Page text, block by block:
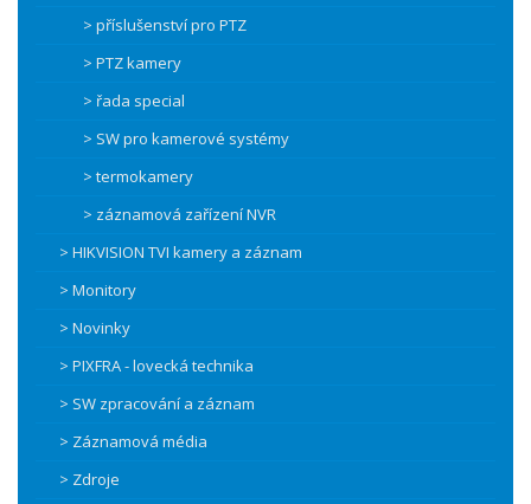
> příslušenství pro PTZ
> PTZ kamery
> řada special
> SW pro kamerové systémy
> termokamery
> záznamová zařízení NVR
> HIKVISION TVI kamery a záznam
> Monitory
> Novinky
> PIXFRA - lovecká technika
> SW zpracování a záznam
> Záznamová média
> Zdroje